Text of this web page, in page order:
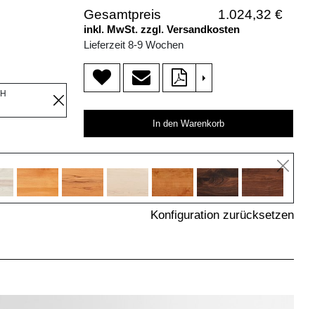
Gesamtpreis 1.024,32 €
inkl. MwSt. zzgl. Versandkosten
Lieferzeit 8-9 Wochen
>
In den Warenkorb
Konfiguration zurücksetzen